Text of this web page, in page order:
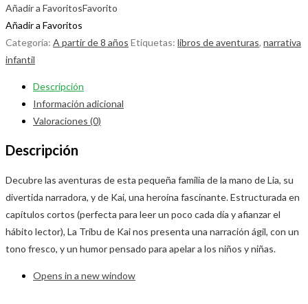
Añadir a FavoritosFavorito
Añadir a Favoritos
Categoría: A partir de 8 años Etiquetas: libros de aventuras, narrativa
infantil
Descripción
Información adicional
Valoraciones (0)
Descripción
Decubre las aventuras de esta pequeña familia de la mano de Lia, su
divertida narradora, y de Kai, una heroína fascinante. Estructurada en
capítulos cortos (perfecta para leer un poco cada día y afianzar el
hábito lector), La Tribu de Kai nos presenta una narración ágil, con un
tono fresco, y un humor pensado para apelar a los niños y niñas.
Opens in a new window